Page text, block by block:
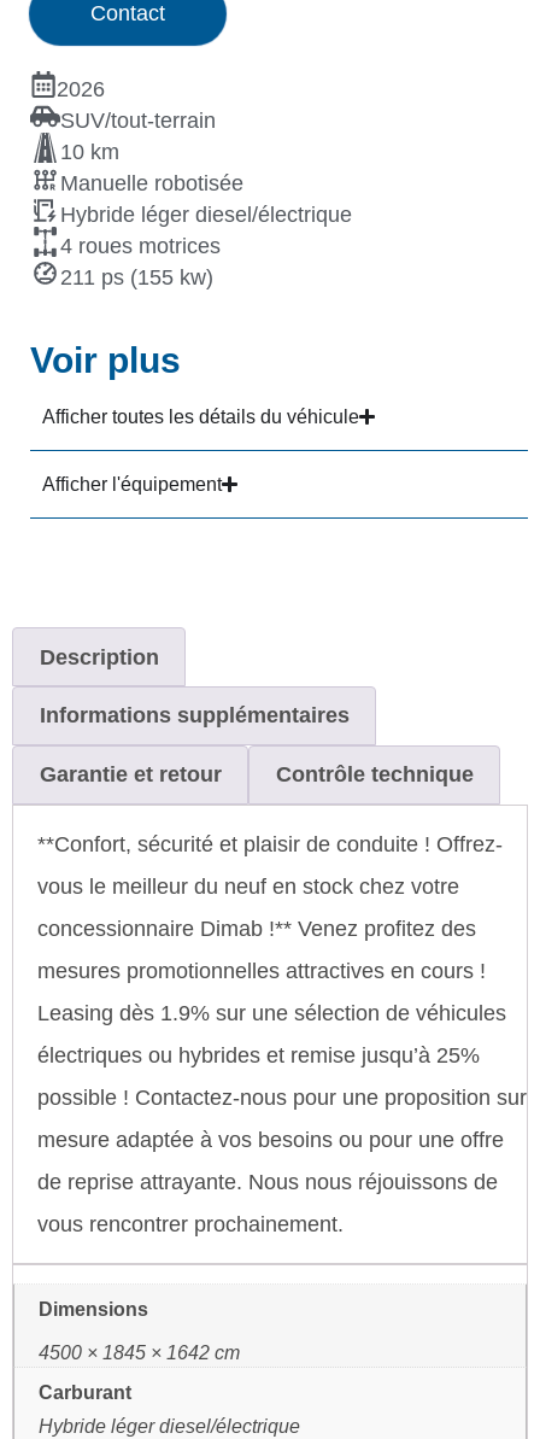
Contact
2026
SUV/tout-terrain
10 km
Manuelle robotisée
Hybride léger diesel/électrique
4 roues motrices
211 ps (155 kw)
Voir plus
Afficher toutes les détails du véhicule
Afficher l'équipement
Description
Informations supplémentaires
Garantie et retour Contrôle technique
**Confort, sécurité et plaisir de conduite ! Offrez-
vous le meilleur du neuf en stock chez votre
concessionnaire Dimab !** Venez profitez des
mesures promotionnelles attractives en cours !
Leasing dès 1.9% sur une sélection de véhicules
électriques ou hybrides et remise jusqu’à 25%
possible ! Contactez-nous pour une proposition sur
mesure adaptée à vos besoins ou pour une offre
de reprise attrayante. Nous nous réjouissons de
vous rencontrer prochainement.
Dimensions
4500 × 1845 × 1642 cm
Carburant
Hybride léger diesel/électrique